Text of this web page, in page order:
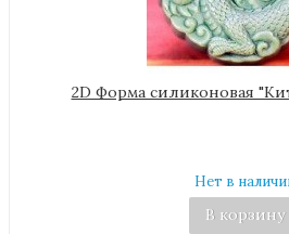
2D Форма силиконовая
Нет в
В корзину